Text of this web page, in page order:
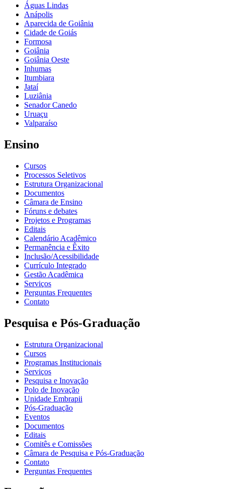
Águas Lindas
Anápolis
Aparecida de Goiânia
Cidade de Goiás
Formosa
Goiânia
Goiânia Oeste
Inhumas
Itumbiara
Jataí
Luziânia
Senador Canedo
Uruaçu
Valparaíso
Ensino
Cursos
Processos Seletivos
Estrutura Organizacional
Documentos
Câmara de Ensino
Fóruns e debates
Projetos e Programas
Editais
Calendário Acadêmico
Permanência e Êxito
Inclusão/Acessibilidade
Currículo Integrado
Gestão Acadêmica
Serviços
Perguntas Frequentes
Contato
Pesquisa e Pós-Graduação
Estrutura Organizacional
Cursos
Programas Institucionais
Serviços
Pesquisa e Inovação
Polo de Inovação
Unidade Embrapii
Pós-Graduação
Eventos
Documentos
Editais
Comitês e Comissões
Câmara de Pesquisa e Pós-Graduação
Contato
Perguntas Frequentes